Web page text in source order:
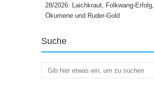
28/2026: Laichkraut, Folkwang-Erfolg,
Ökumene und Ruder-Gold
Suche
Suchen